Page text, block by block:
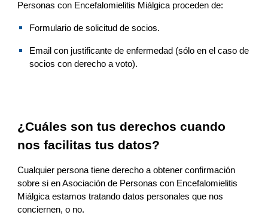
Personas con Encefalomielitis Miálgica proceden de:
Formulario de solicitud de socios.
Email con justificante de enfermedad (sólo en el caso de
socios con derecho a voto).
nos facilitas tus datos?
Cualquier persona tiene derecho a obtener confirmación
sobre si en Asociación de Personas con Encefalomielitis
Miálgica estamos tratando datos personales que
conciernen, o no.